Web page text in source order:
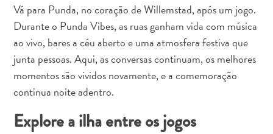
e
Casamentos
Reuniões
e
Conferências
Viajar
Curaçao
Vá para Punda, no coração de Willemstad, após um jogo.
Durante o Punda Vibes, as ruas ganham vida com música
ao vivo, bares a céu aberto e uma atmosfera festiva que
junta pessoas. Aqui, as conversas continuam, os melhores
momentos são vividos novamente, e a comemoração
continua noite adentro.
Explore a ilha entre os jogos